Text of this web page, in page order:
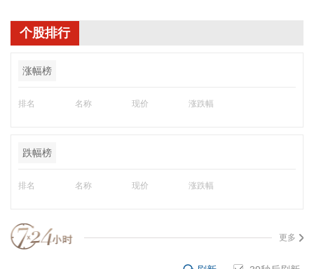
个股排行
涨幅榜
排名 名称 现价 涨跌幅
跌幅榜
排名 名称 现价 涨跌幅
更多